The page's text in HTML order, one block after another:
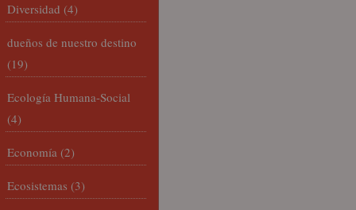
Diversidad (4)
dueños de nuestro destino
(19)
Ecología Humana-Social
(4)
Economía (2)
Ecosistemas (3)